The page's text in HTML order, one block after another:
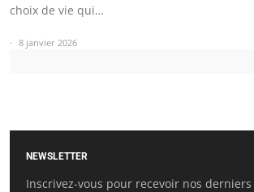
choix de vie qui…
8 janvier 2026
NEWSLETTER
Inscrivez-vous pour recevoir nos